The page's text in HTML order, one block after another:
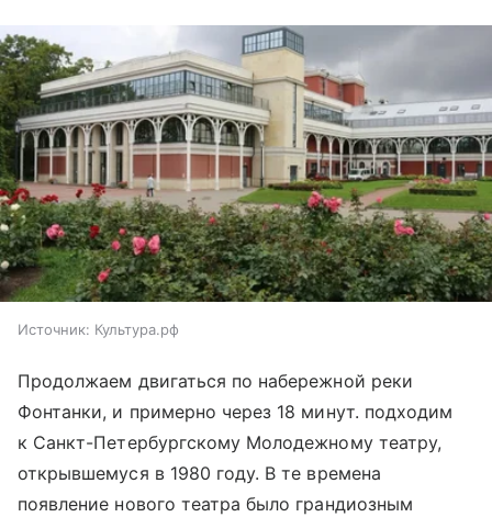
Источник: Культура.рф
Продолжаем двигаться по набережной реки
Фонтанки, и примерно через 18 минут. подходим
к Санкт-Петербургскому Молодежному театру,
открывшемуся в 1980 году. В те времена
появление нового театра было грандиозным